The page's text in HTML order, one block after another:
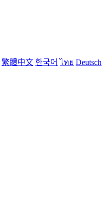
繁體中文 한국어 ไทย Deutsch